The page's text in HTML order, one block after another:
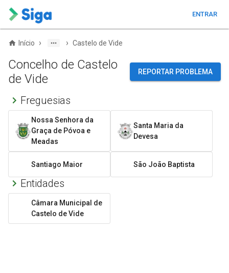
ENTRAR
Início › › Castelo de Vide
Concelho de Castelo
de Vide
REPORTAR PROBLEMA
Freguesias
Nossa Senhora da
Graça de Póvoa e
Meadas
Santa Maria da
Devesa
Santiago Maior São João Baptista
Entidades
Câmara Municipal de
Castelo de Vide